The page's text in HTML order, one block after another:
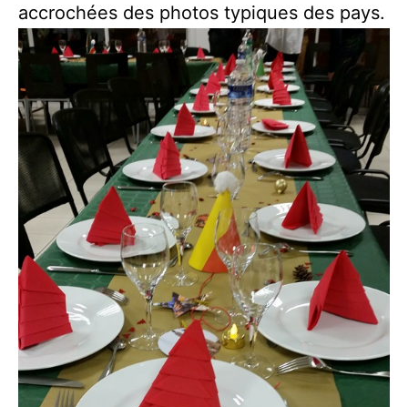
accrochées des photos typiques des pays.